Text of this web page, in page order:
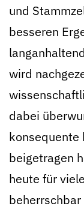
und
besseren
wird
dabei
konsequente
beigetragen
heute für
beherrschbar